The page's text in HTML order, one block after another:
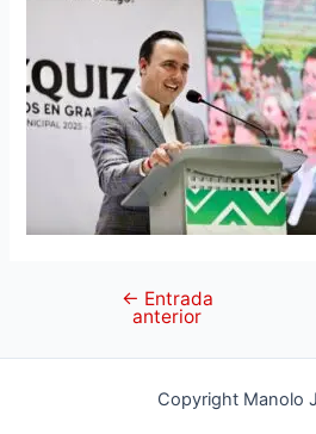
← Entrada
anterior
Copyright Manolo